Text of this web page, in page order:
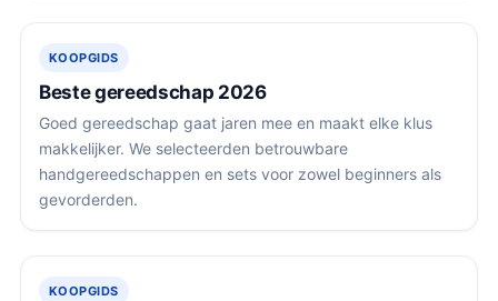
KOOPGIDS
Beste gereedschap 2026
Goed gereedschap gaat jaren mee en maakt elke klus
makkelijker. We selecteerden betrouwbare
handgereedschappen en sets voor zowel beginners als
gevorderden.
KOOPGIDS